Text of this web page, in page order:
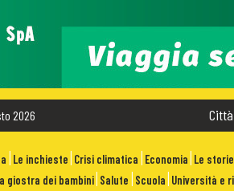
2026
Le inchieste Crisi climatica Economia Le storie
giostra dei bambini Salute Scuola Università e